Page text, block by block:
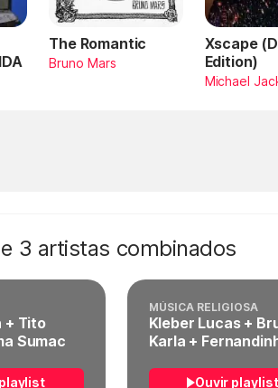
The Romantic
Bruno Mars
Xscape
Edition)
Michael
3 artistas combinados
+ Tito
Sumac
MÚSICA RELIGIOSA
Kleber Lucas +
Karla +
Ouvir playlist